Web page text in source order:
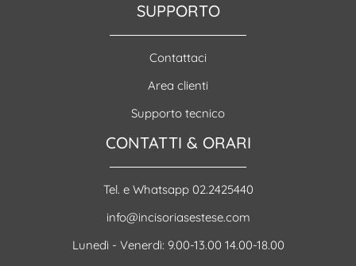
SUPPORTO
Contattaci
Area clienti
Supporto tecnico
CONTATTI & ORARI
Tel. e Whatsapp 02.2425440
info@incisoriasestese.com
Lunedì - Venerdì: 9.00-13.00 14.00-18.00